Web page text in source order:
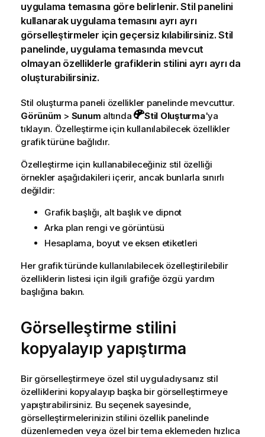
uygulama temasına göre belirlenir. Stil panelini
kullanarak uygulama temasını ayrı ayrı
görselleştirmeler için geçersiz kılabilirsiniz. Stil
panelinde, uygulama temasında mevcut
olmayan özelliklerle grafiklerin stilini ayrı ayrı da
oluşturabilirsiniz.
Stil oluşturma paneli özellikler panelinde mevcuttur.
Görünüm > Sunum altında Stil Oluşturma'ya
tıklayın. Özelleştirme için kullanılabilecek özellikler
grafik türüne bağlıdır.
Özelleştirme için kullanabileceğiniz stil özelliği
örnekler aşağıdakileri içerir, ancak bunlarla sınırlı
değildir:
Grafik başlığı, alt başlık ve dipnot
Arka plan rengi ve görüntüsü
Hesaplama, boyut ve eksen etiketleri
Her grafik türünde kullanılabilecek özelleştirilebilir
özelliklerin listesi için ilgili grafiğe özgü yardım
başlığına bakın.
Görselleştirme stilini
kopyalayıp yapıştırma
Bir görselleştirmeye özel stil uyguladıysanız stil
özelliklerini kopyalayıp başka bir görselleştirmeye
yapıştırabilirsiniz. Bu seçenek sayesinde,
görselleştirmelerinizin stilini özellik panelinde
düzenlemeden veya özel bir tema eklemeden hızlıca